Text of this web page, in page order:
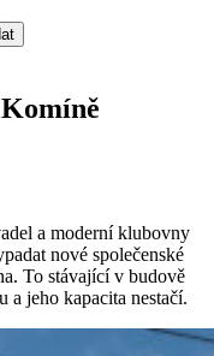
a moderní klubovny
nové společenské
To stávající v budově
a jeho kapacita nestačí.